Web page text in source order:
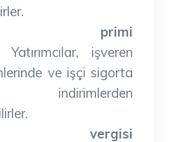
primi
Yatırımcılar, işveren
ve işçi sigorta
indirimlerden
vergisi